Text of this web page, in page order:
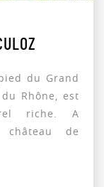
du Grand
Rhône, est
riche. A
de